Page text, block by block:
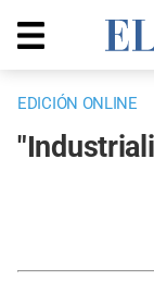
EDICIÓN ONLINE